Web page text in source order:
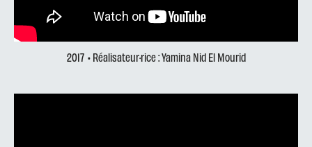
2017 • Réalisateur·rice : Yamina Nid El Mourid